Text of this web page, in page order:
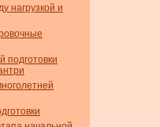
нагрузкой и
подготовки